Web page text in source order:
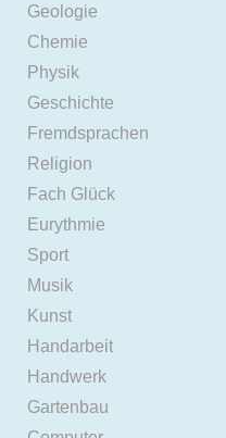
Geologie
Chemie
Physik
Geschichte
Fremdsprachen
Religion
Fach Glück
Eurythmie
Sport
Musik
Kunst
Handarbeit
Handwerk
Gartenbau